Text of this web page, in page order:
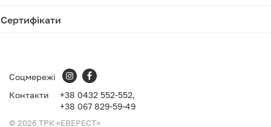
Сертифікати
© 2026 ТРК «ЕВЕРЕСТ»
Контакти +38 0432 552-552,
+38 067 829-59-49
Соцмережі